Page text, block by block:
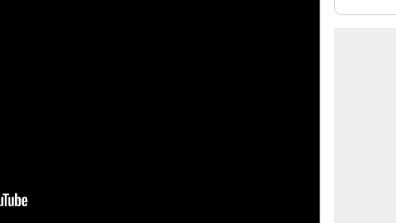
todos los días. Foto: composición LR / Freepik